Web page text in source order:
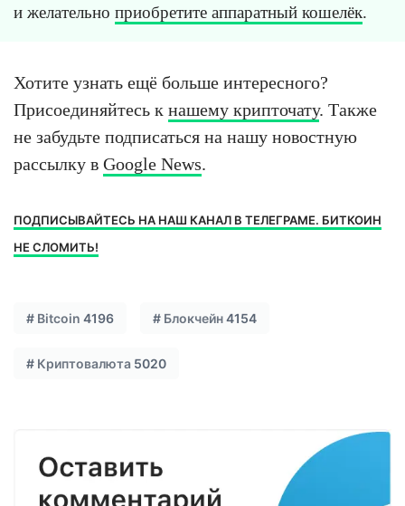
и желательно приобретите аппаратный кошелёк.
Хотите узнать ещё больше интересного?
Присоединяйтесь к нашему крипточату. Также
не забудьте подписаться на нашу новостную
рассылку в Google News.
ПОДПИСЫВАЙТЕСЬ НА НАШ КАНАЛ В ТЕЛЕГРАМЕ. БИТКОИН
НЕ СЛОМИТЬ!
# Bitcoin 4196 # Блокчейн4154
# Криптовалюта 5020